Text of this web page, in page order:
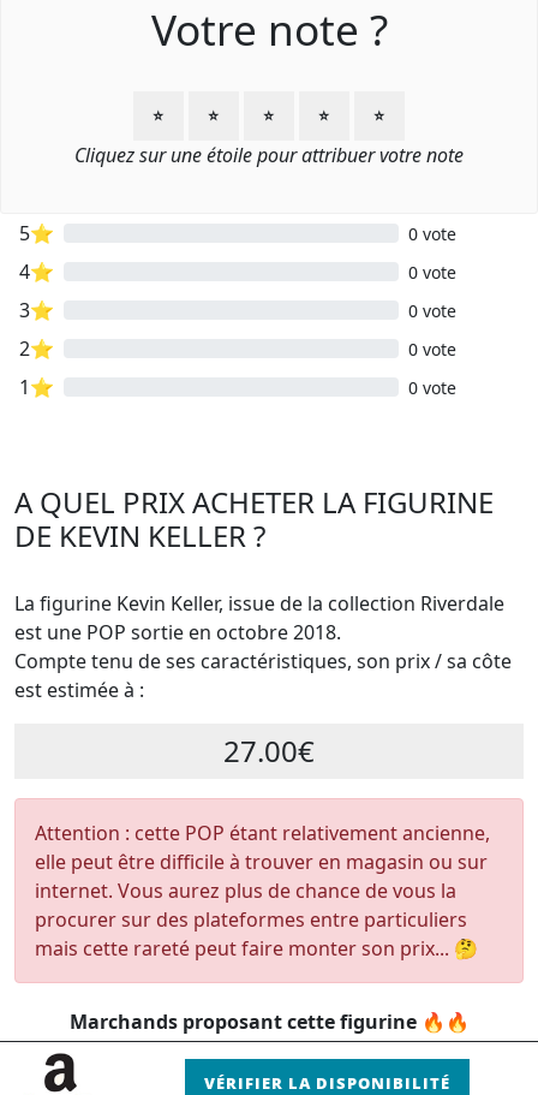
Votre note ?
⭐ ⭐ ⭐ ⭐ ⭐
Cliquez sur une étoile pour attribuer votre note
5⭐ 0 vote
4⭐ 0 vote
3⭐ 0 vote
2⭐ 0 vote
1⭐ 0 vote
A QUEL PRIX ACHETER LA FIGURINE
DE KEVIN KELLER ?
La figurine Kevin Keller, issue de la collection Riverdale
est une POP sortie en octobre 2018.
Compte tenu de ses caractéristiques, son prix / sa côte
est estimée à :
27.00€
Attention : cette POP étant relativement ancienne,
elle peut être difficile à trouver en magasin ou sur
internet. Vous aurez plus de chance de vous la
procurer sur des plateformes entre particuliers
mais cette rareté peut faire monter son prix... 🤔
Marchands proposant cette figurine 🔥🔥
VÉRIFIER LA DISPONIBILITÉ